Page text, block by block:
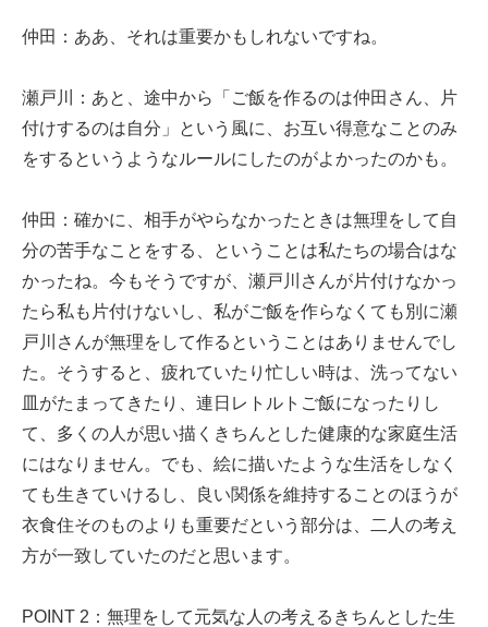
仲田：ああ、それは重要かもしれないですね。
瀬戸川：あと、途中から「ご飯を作るのは仲田さん、片
付けするのは自分」という風に、お互い得意なことのみ
をするというようなルールにしたのがよかったのかも。
仲田：確かに、相手がやらなかったときは無理をして自
分の苦手なことをする、ということは私たちの場合はな
かったね。今もそうですが、瀬戸川さんが片付けなかっ
たら私も片付けないし、私がご飯を作らなくても別に瀬
戸川さんが無理をして作るということはありませんでし
た。そうすると、疲れていたり忙しい時は、洗ってない
皿がたまってきたり、連日レトルトご飯になったりし
て、多くの人が思い描くきちんとした健康的な家庭生活
にはなりません。でも、絵に描いたような生活をしなく
ても生きていけるし、良い関係を維持することのほうが
衣食住そのものよりも重要だという部分は、二人の考え
方が一致していたのだと思います。
POINT 2：無理をして元気な人の考えるきちんとした生